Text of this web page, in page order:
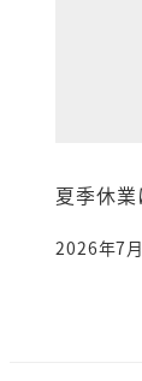
夏季休業
投稿日
2026年7